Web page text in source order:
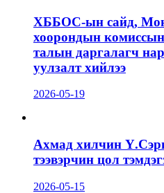
ХББОС-ын сайд,
хоорондын
талын даргалагч
уулзалт хийлээ
2026-05-19
Ахмад хилчин
тээвэрчин цол
2026-05-15